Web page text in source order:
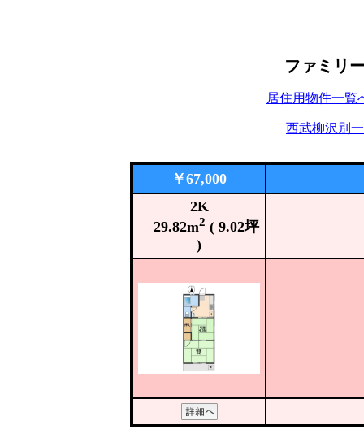
ファミリ
居住用物件一覧
西武柳沢別
￥67,000
2K
29.82m2 ( 9.02坪
)